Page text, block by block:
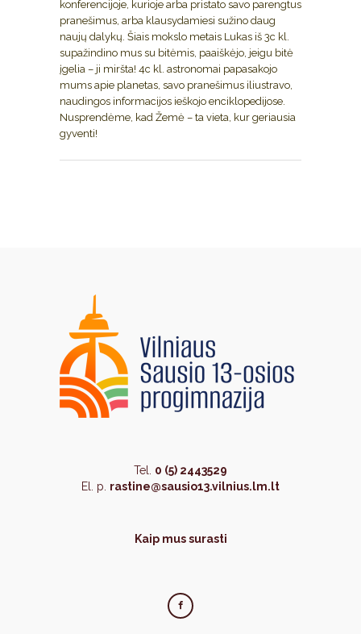
konferencijoje, kurioje arba pristato savo parengtus
pranešimus, arba klausydamiesi sužino daug
naujų dalykų. Šiais mokslo metais Lukas iš 3c kl.
supažindino mus su bitėmis, paaiškėjo, jeigu bitė
įgelia – ji miršta! 4c kl. astronomai papasakojo
mums apie planetas, savo pranešimus iliustravo,
naudingos informacijos ieškojo enciklopedijose.
Nusprendėme, kad Žemė – ta vieta, kur geriausia
gyventi!
Tel. 0 (5) 2443529
El. p. rastine@sausio13.vilnius.lm.lt
Kaip mus surasti